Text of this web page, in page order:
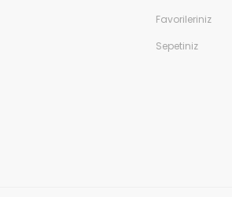
Favorileriniz
Sepetiniz